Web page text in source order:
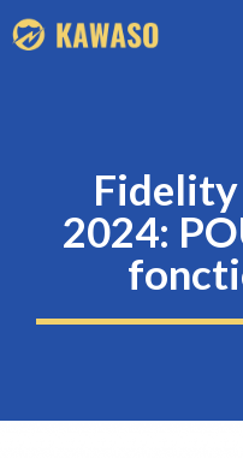
Aller
au
Fidelity
2024: